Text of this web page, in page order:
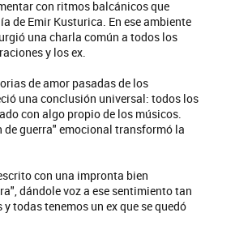
con ritmos balcánicos que
de Emir Kusturica. En ese ambiente
una charla común a todos los
y los ex.
de amor pasadas de los
una conclusión universal: todos los
con algo propio de los músicos.
de guerra" emocional transformó la
con una impronta bien
dándole voz a ese sentimiento tan
todas tenemos un ex que se quedó